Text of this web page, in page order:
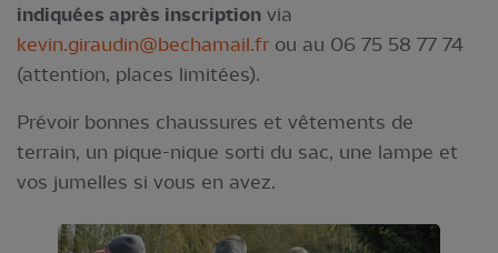
indiquées après inscription via
kevin.giraudin@bechamail.fr ou au 06 75 58 77 74
(attention, places limitées).
Prévoir bonnes chaussures et vêtements de
terrain, un pique-nique sorti du sac, une lampe et
vos jumelles si vous en avez.